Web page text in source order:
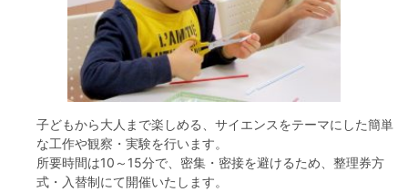
園内のご案内
生田緑地の樹木ごよみ
学校団体の雨天時の昼食場所
イベント情報
フード＆カフェ
マネジメント会議
子どもから大人まで楽しめる、サイエンスをテーマにした簡単
な工作や観察・実験を行います。
所要時間は10～15分で、密集・密接を避けるため、整理券方
式・入替制にて開催いたします。